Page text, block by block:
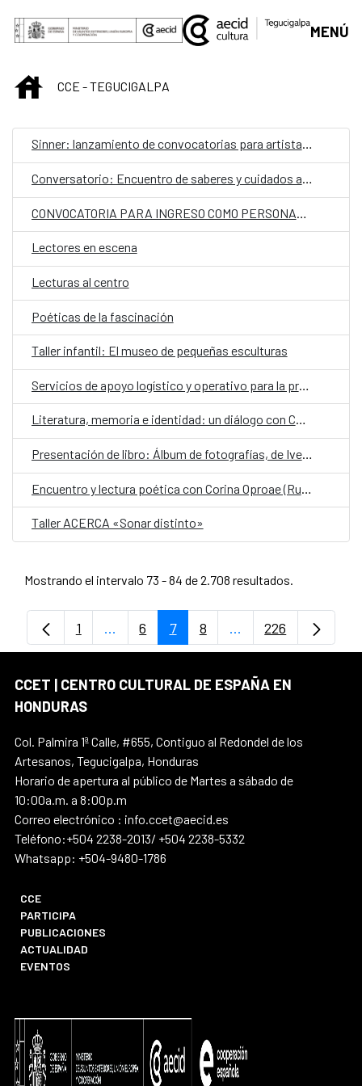
Saltar al contenido principal
MENÚ
INICIOCCE - TEGUCIGALPA
Sinner: lanzamiento de convocatorias para artistas hondureños
Conversatorio: Encuentro de saberes y cuidados ancestrales
Lectores en escena
Lecturas al centro
Poéticas de la fascinación
Taller infantil: El museo de pequeñas esculturas
Servicios de apoyo logístico y operativo para la programación cultural, así como servicios auxiliares con funciones de conducción para las gestiones propias del Centro Cultural de España en Honduras (AECID)
Literatura, memoria e identidad: un diálogo con Corina Oproae
Presentación de libro: Álbum de fotografías, de Iveth Vega
Taller ACERCA «Sonar distinto»
Mostrando el intervalo 73 - 84 de 2.708 resultados.
Página
1 ...Páginas intermedias Use TAB para
Página
6 Página
7 Página
8 ...PáginasPágina
226
CCET | CENTRO CULTURAL DE ESPAÑA EN
HONDURAS
Col. Palmira 1ª Calle, #655, Contiguo al Redondel de los
Artesanos, Tegucigalpa, Honduras
Horario de apertura al público de Martes a sábado de
10:00a.m. a 8:00p.m
Correo electrónico : info.ccet@aecid.es
Teléfono:+504 2238-2013/ +504 2238-5332
Whatsapp: +504-9480-1786
CCE
PARTICIPA
PUBLICACIONES
ACTUALIDAD
EVENTOS